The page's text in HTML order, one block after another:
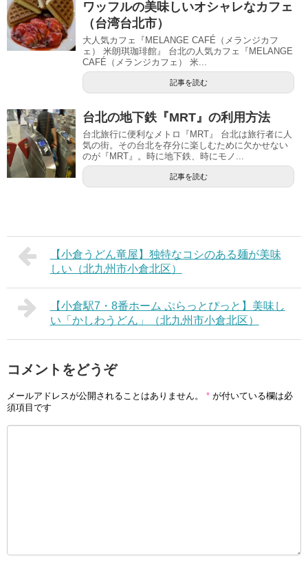
ワッフルの美味しいオシャレなカフェ
（台湾台北市）
大人気カフェ『MELANGE CAFÉ（メランジカフ
ェ） 米朗琪珈琲館』 台北の人気カフェ『MELANGE
CAFÉ（メランジカフェ） 米...
記事を読む
台北の地下鉄『MRT』の利用方法
台北旅行に便利なメトロ『MRT』 台北は旅行者に人
気の街。その台北を存分に楽しむために欠かせない
のが『MRT』。時に地下鉄、時にモノ...
記事を読む
【小倉うどん竜屋】独特なコシのある麺が美味
しい（北九州市小倉北区）
【小倉駅7・8番ホーム ぷらっとぴっと】美味し
い「かしわうどん」（北九州市小倉北区）
コメントをどうぞ
メールアドレスが公開されることはありません。 * が付いている欄は必
須項目です